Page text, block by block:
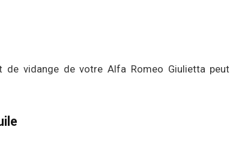
de vidange de votre Alfa Romeo Giulietta peut